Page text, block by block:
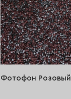
Фотофон Розовый